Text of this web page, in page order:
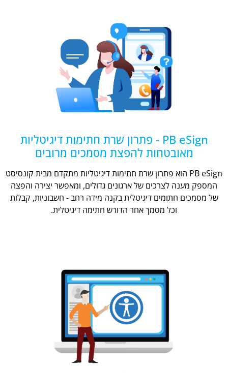
PB eSign - פתרון שרת חתימות דיגיטליות
מאובטחות להפצת מסמכים מרובים
PB eSign הוא פתרון שרת חתימות דיגיטליות מתקדם מבית קונסיסט
המספק מענה לצרכים של ארגונים גדולים, ומאפשר יצירה והפצה
של מסמכים חתומים דיגיטלית בקנה מידה רחב - חשבוניות, קבלות
וכל מסמך אחר הדורש חתימה דיגיטלית.